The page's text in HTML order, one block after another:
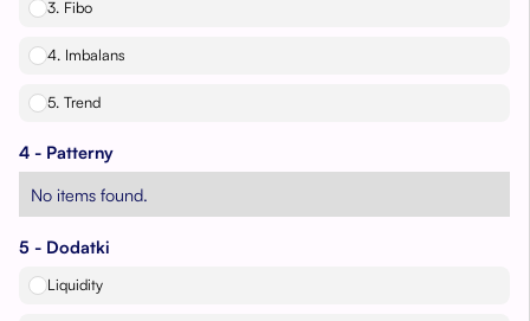
3. Fibo
4. Imbalans
5. Trend
4 - Patterny
No items found.
5 - Dodatki
Liquidity